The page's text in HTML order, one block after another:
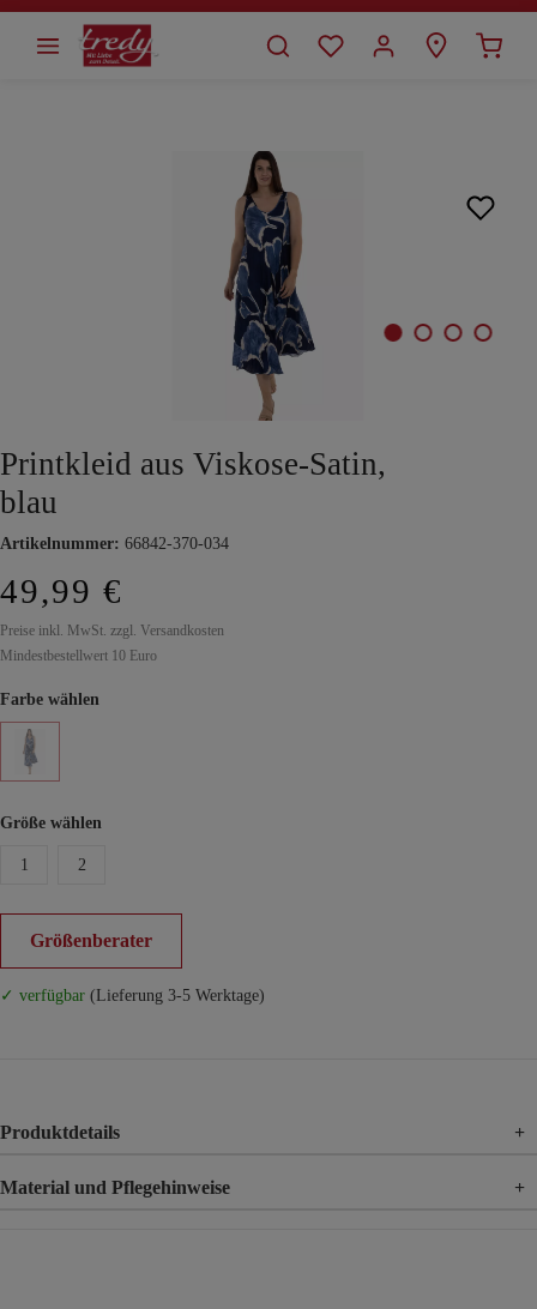
springen
Printkleid aus Viskose-Satin,
blau
Artikelnummer: 66842-370-034
49,99 €
Preise inkl. MwSt. zzgl. Versandkosten
Mindestbestellwert 10 Euro
Farbe wählen
Größe wählen
1 2
Größenberater
✓ verfügbar (Lieferung 3-5 Werktage)
Produktdetails +
Material und Pflegehinweise +